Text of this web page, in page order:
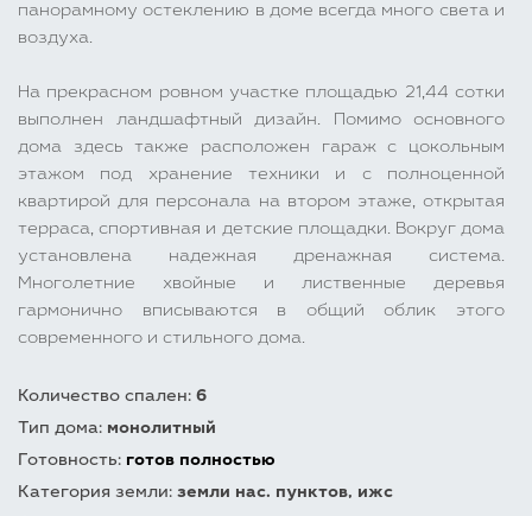
панорамному остеклению в доме всегда много света и
воздуха.
На прекрасном ровном участке площадью 21,44 сотки
выполнен ландшафтный дизайн. Помимо основного
дома здесь также расположен гараж с цокольным
этажом под хранение техники и с полноценной
квартирой для персонала на втором этаже, открытая
терраса, спортивная и детские площадки. Вокруг дома
установлена надежная дренажная система.
Многолетние хвойные и лиственные деревья
гармонично вписываются в общий облик этого
современного и стильного дома.
Количество спален: 6
Тип дома: монолитный
Готовность: готов полностью
Категория земли: земли нас. пунктов, ижс